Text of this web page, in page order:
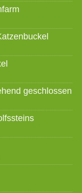
geschlossen